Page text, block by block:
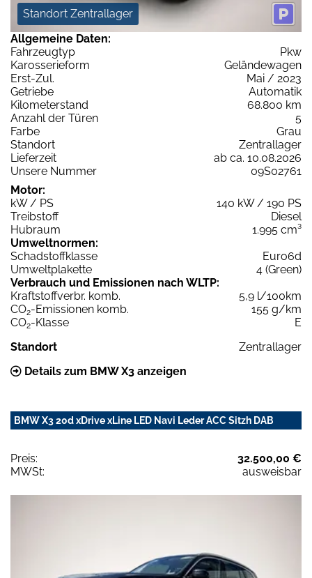
Standort Zentrallager
Allgemeine Daten:
Fahrzeugtyp
Pkw
Karosserieform
Geländewagen
Erst-Zul.
Mai / 2023
Getriebe
Automatik
Kilometerstand
68.800 km
Anzahl der Türen
5
Farbe
Grau
Standort
Zentrallager
Lieferzeit
ab ca. 10.08.2026
Unsere Nummer
09S02761
Motor:
kW / PS
140 kW / 190 PS
Treibstoff
Diesel
Hubraum
1.995 cm³
Umweltnormen:
Schadstoffklasse
Euro6d
Umweltplakette
4 (Green)
Verbrauch und Emissionen nach WLTP:
Kraftstoffverbr. komb.
5,9 l/100km
CO2-Emissionen komb.
155 g/km
CO2-Klasse
E
Standort
Zentrallager
Details zum BMW X3 anzeigen
BMW X3 20d xDrive xLine LED Navi Leder ACC Sitzh DAB
Preis:
32.500,00 €
MWSt:
ausweisbar